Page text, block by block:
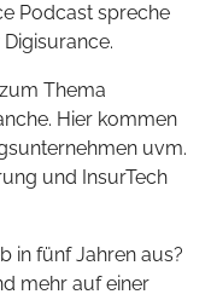
Podcast spreche
Thema
Hier kommen
uvm.
und InsurTech
in fünf Jahren aus?
mehr auf einer